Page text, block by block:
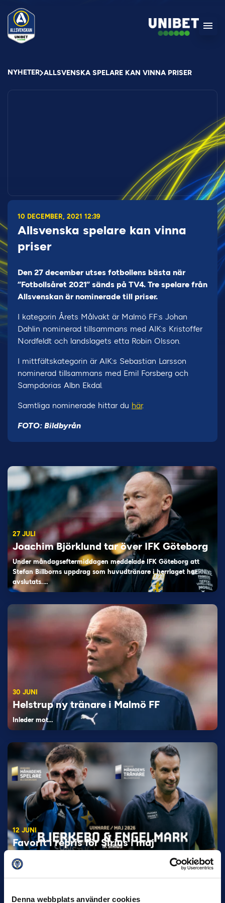
Denna webbplats använder cookies
NYHETER ALLSVENSKA SPELARE KAN VINNA PRISER
10 DECEMBER, 2021 12:39
Allsvenska spelare kan vinna
priser
Den 27 december utses fotbollens bästa när
”Fotbollsåret 2021” sänds på TV4. Tre spelare från
Allsvenskan är nominerade till priser.
I kategorin Årets Målvakt är Malmö FF:s Johan
Dahlin nominerad tillsammans med AIK:s Kristoffer
Nordfeldt och landslagets etta Robin Olsson.
I mittfältskategorin är AIK:s Sebastian Larsson
nominerad tillsammans med Emil Forsberg och
Sampdorias Albn Ekdal.
Samtliga nominerade hittar du här.
FOTO: Bildbyrån
27 JULI
Joachim Björklund tar över IFK Göteborg
Under måndagseftermiddagen meddelade IFK Göteborg att
Stefan Billborns uppdrag som huvudtränare i herrlaget har
avslutats.…
30 JUNI
Helstrup ny tränare i Malmö FF
Inleder mot…
12 JUNI
Favorit i repris för Sirius i maj
Samma vinnare som i…